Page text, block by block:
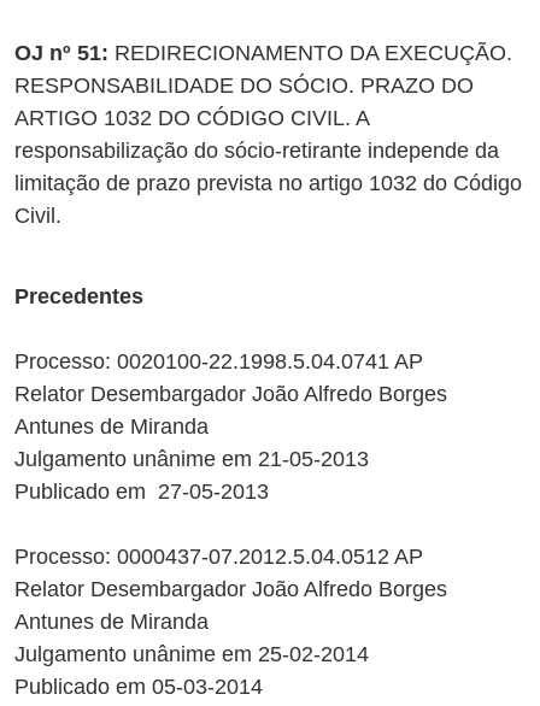
OJ nº 51: REDIRECIONAMENTO DA EXECUÇÃO.
RESPONSABILIDADE DO SÓCIO. PRAZO DO
ARTIGO 1032 DO CÓDIGO CIVIL. A
responsabilização do sócio-retirante independe da
limitação de prazo prevista no artigo 1032 do Código
Civil.
Precedentes
Processo: 0020100-22.1998.5.04.0741 AP
Relator Desembargador João Alfredo Borges
Antunes de Miranda
Julgamento unânime em 21-05-2013
Publicado em 27-05-2013
Processo: 0000437-07.2012.5.04.0512 AP
Relator Desembargador João Alfredo Borges
Antunes de Miranda
Julgamento unânime em 25-02-2014
Publicado em 05-03-2014